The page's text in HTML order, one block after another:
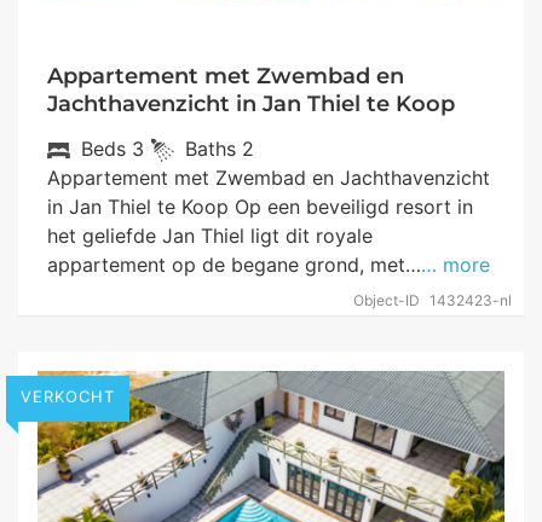
Appartement met Zwembad en
Jachthavenzicht in Jan Thiel te Koop
Object-ID 1432423-nl
Beds 3 Baths 2
Appartement met Zwembad en Jachthavenzicht
in Jan Thiel te Koop Op een beveiligd resort in
het geliefde Jan Thiel ligt dit royale
appartement op de begane grond, met…… more
VERKOCHT